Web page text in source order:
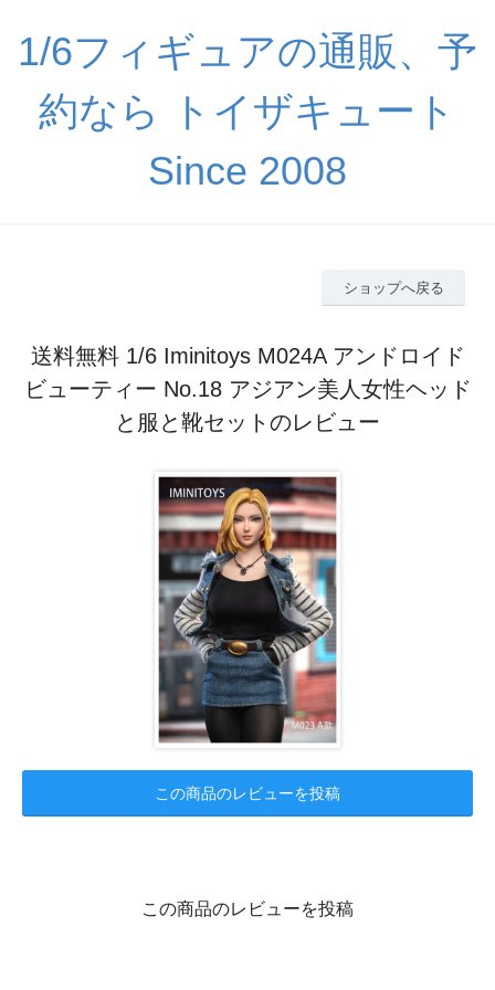
1/6フィギュアの通販、予
約なら トイザキュート
Since 2008
ショップへ戻る
送料無料 1/6 Iminitoys M024A アンドロイド
ビューティー No.18 アジアン美人女性ヘッド
と服と靴セットのレビュー
この商品のレビューを投稿
この商品のレビューを投稿